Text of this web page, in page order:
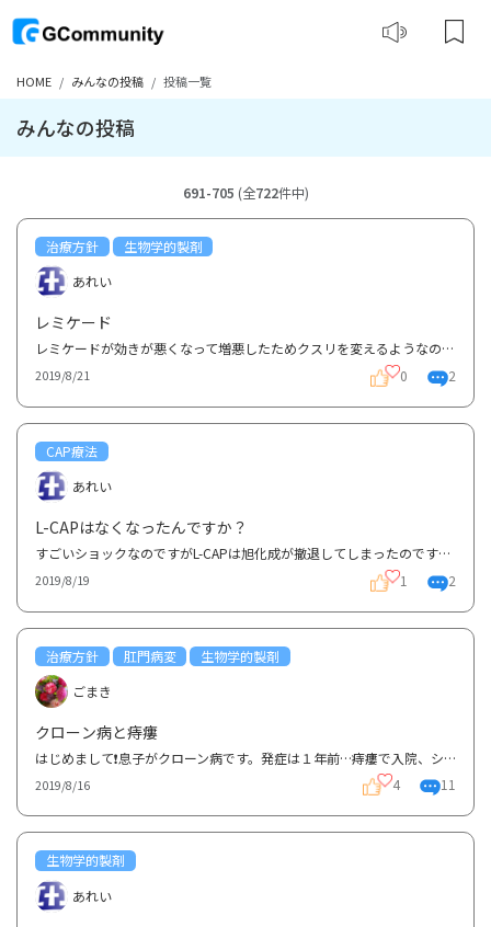
HOME みんなの投稿 投稿一覧
みんなの投稿
691-705 (全722件中)
治療方針
生物学的製剤
あれい
レミケード
レミケードが効きが悪くなって増悪したためクスリを変えるようなのですが何に変わるが普通でしょうか？
2019/8/21 0 2
CAP療法
あれい
L-CAPはなくなったんですか？
すごいショックなのですがL-CAPは旭化成が撤退してしまったのですか？G-CAPより効いた気がするのですが。
2019/8/19 1 2
治療方針 肛門病変
生物学的製剤
ごまき
クローン病と痔瘻
はじめまして❗息子がクローン病です。発症は１年前…痔瘻で入院、シートン法での手術後にクローン病確定...
2019/8/16 4 11
生物学的製剤
あれい